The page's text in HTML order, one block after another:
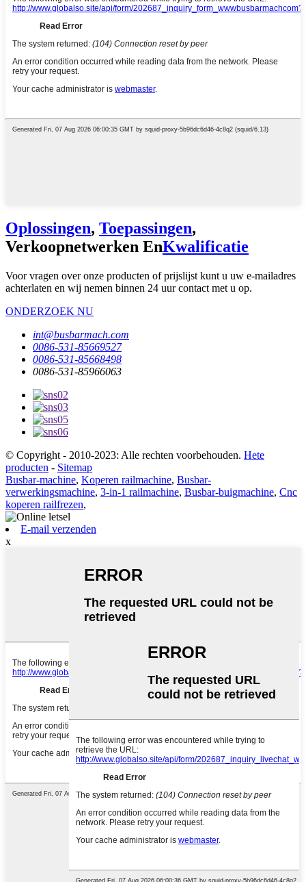
Oplossingen, Toepassingen,
Verkoopnetwerken EnKwalificatie
Voor vragen over onze producten of prijslijst kunt u uw e-mailadres
achterlaten en wij nemen binnen 24 uur contact met u op.
ONDERZOEK NU
int@busbarmach.com
0086-531-85669527
0086-531-85668498
0086-531-85966063
© Copyright - 2010-2023: Alle rechten voorbehouden. Hete
producten - Sitemap
Busbar-machine, Koperen railmachine, Busbar-
verwerkingsmachine, 3-in-1 railmachine, Busbar-buigmachine, Cnc
koperen railfrezen,
E-mail verzenden
x